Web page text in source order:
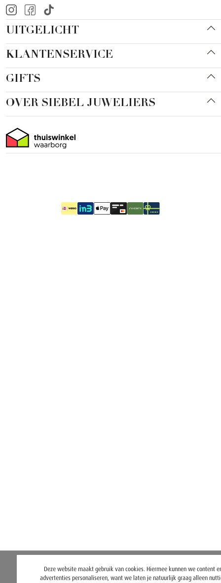
UITGELICHT
KLANTENSERVICE
GIFTS
OVER SIEBEL JUWELIERS
Deze website maakt gebruik van cookies. Hiermee kunnen we content
advertenties personaliseren, want we laten je natuurlijk graag alleen